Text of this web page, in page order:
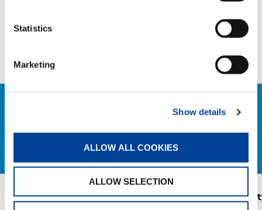
Statistics
Marketing
Show details
ALLOW ALL COOKIES
ALLOW SELECTION
AC 5.250L-2 für S.V.M.M.
AC 3.045-1